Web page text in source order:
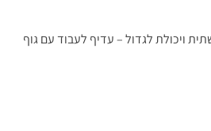
ויכולת לגדול – עדיף לעבוד עם גוף